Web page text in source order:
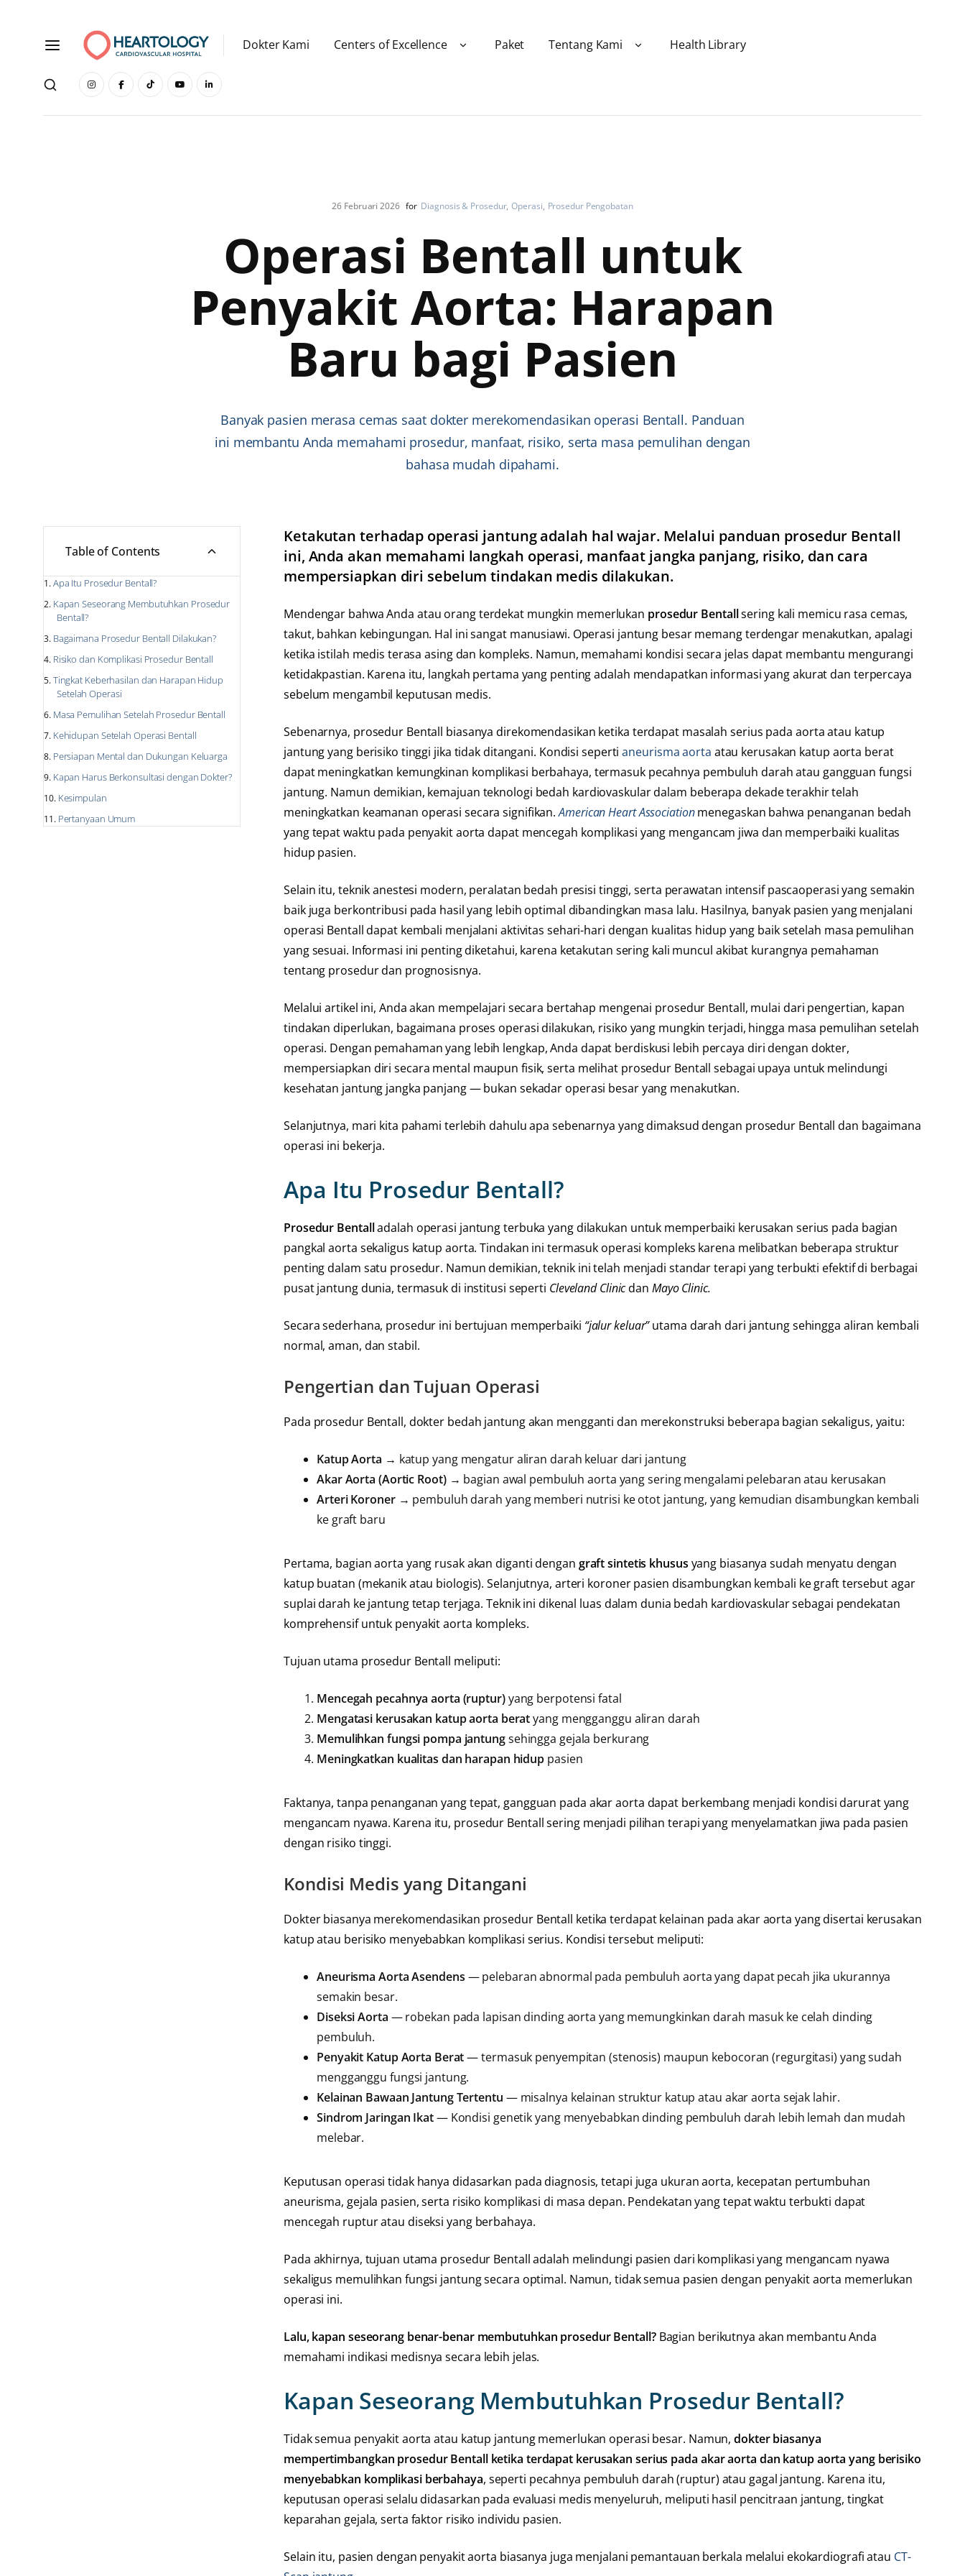
Dokter Kami Centers of Excellence Paket Tentang Kami Health Library
26 Februari 2026 for Diagnosis & Prosedur Operasi Prosedur Pengobatan
Operasi Bentall untuk
Penyakit Aorta: Harapan
Baru bagi Pasien
Banyak pasien merasa cemas saat dokter merekomendasikan operasi Bentall. Panduan
ini membantu Anda memahami prosedur, manfaat, risiko, serta masa pemulihan dengan
bahasa mudah dipahami.
Table of Contents
Apa Itu Prosedur Bentall?
Kapan Seseorang Membutuhkan Prosedur
Bentall?
Bagaimana Prosedur Bentall Dilakukan?
Risiko dan Komplikasi Prosedur Bentall
Tingkat Keberhasilan dan Harapan Hidup
Setelah Operasi
Masa Pemulihan Setelah Prosedur Bentall
Kehidupan Setelah Operasi Bentall
Persiapan Mental dan Dukungan Keluarga
Kapan Harus Berkonsultasi dengan Dokter?
Kesimpulan
Pertanyaan Umum
Ketakutan terhadap operasi jantung adalah hal wajar. Melalui panduan prosedur Bentall
ini, Anda akan memahami langkah operasi, manfaat jangka panjang, risiko, dan cara
mempersiapkan diri sebelum tindakan medis dilakukan.
Mendengar bahwa Anda atau orang terdekat mungkin memerlukan prosedur Bentallsering kali memicu rasa cemas,
takut, bahkan kebingungan. Hal ini sangat manusiawi. Operasi jantung besar memang terdengar menakutkan, apalagi
ketika istilah medis terasa asing dan kompleks. Namun, memahami kondisi secara jelas dapat membantu mengurangi
ketidakpastian. Karena itu, langkah pertama yang penting adalah mendapatkan informasi yang akurat dan terpercaya
sebelum mengambil keputusan medis.
Sebenarnya, prosedur Bentall biasanya direkomendasikan ketika terdapat masalah serius pada aorta atau katup
jantung yang berisiko tinggi jika tidak ditangani. Kondisi sepertianeurisma aorta atau kerusakan katup aorta berat
dapat meningkatkan kemungkinan komplikasi berbahaya, termasuk pecahnya pembuluh darah atau gangguan fungsi
jantung. Namun demikian, kemajuan teknologi bedah kardiovaskular dalam beberapa dekade terakhir telah
meningkatkan keamanan operasi secara signifikan.American Heart Associationmenegaskan bahwa penanganan bedah
yang tepat waktu pada penyakit aorta dapat mencegah komplikasi yang mengancam jiwa dan memperbaiki kualitas
hidup pasien.
Selain itu, teknik anestesi modern, peralatan bedah presisi tinggi, serta perawatan intensif pascaoperasi yang semakin
baik juga berkontribusi pada hasil yang lebih optimal dibandingkan masa lalu. Hasilnya, banyak pasien yang menjalani
operasi Bentall dapat kembali menjalani aktivitas sehari-hari dengan kualitas hidup yang baik setelah masa pemulihan
yang sesuai. Informasi ini penting diketahui, karena ketakutan sering kali muncul akibat kurangnya pemahaman
tentang prosedur dan prognosisnya.
Melalui artikel ini, Anda akan mempelajari secara bertahap mengenai prosedur Bentall, mulai dari pengertian, kapan
tindakan diperlukan, bagaimana proses operasi dilakukan, risiko yang mungkin terjadi, hingga masa pemulihan setelah
operasi. Dengan pemahaman yang lebih lengkap, Anda dapat berdiskusi lebih percaya diri dengan dokter,
mempersiapkan diri secara mental maupun fisik, serta melihat prosedur Bentall sebagai upaya untuk melindungi
kesehatan jantung jangka panjang — bukan sekadar operasi besar yang menakutkan.
Selanjutnya, mari kita pahami terlebih dahulu apa sebenarnya yang dimaksud dengan prosedur Bentall dan bagaimana
operasi ini bekerja.
Apa Itu Prosedur Bentall?
Prosedur Bentalladalah operasi jantung terbuka yang dilakukan untuk memperbaiki kerusakan serius pada bagian
pangkal aorta sekaligus katup aorta. Tindakan ini termasuk operasi kompleks karena melibatkan beberapa struktur
penting dalam satu prosedur. Namun demikian, teknik ini telah menjadi standar terapi yang terbukti efektif di berbagai
pusat jantung dunia, termasuk di institusi seperti Cleveland Clinicdan Mayo Clinic.
Secara sederhana, prosedur ini bertujuan memperbaiki “jalur keluar”utama darah dari jantung sehingga aliran kembali
normal, aman, dan stabil.
Pengertian dan Tujuan Operasi
Pada prosedur Bentall, dokter bedah jantung akan mengganti dan merekonstruksi beberapa bagian sekaligus, yaitu:
Katup Aorta → katup yang mengatur aliran darah keluar dari jantung
Akar Aorta (Aortic Root) → bagian awal pembuluh aorta yang sering mengalami pelebaran atau kerusakan
Arteri Koroner→ pembuluh darah yang memberi nutrisi ke otot jantung, yang kemudian disambungkan kembali
ke graft baru
Pertama, bagian aorta yang rusak akan diganti dengan graft sintetis khusus yang biasanya sudah menyatu dengan
katup buatan (mekanik atau biologis). Selanjutnya, arteri koroner pasien disambungkan kembali ke graft tersebut agar
suplai darah ke jantung tetap terjaga. Teknik ini dikenal luas dalam dunia bedah kardiovaskular sebagai pendekatan
komprehensif untuk penyakit aorta kompleks.
Tujuan utama prosedur Bentall meliputi:
Mencegah pecahnya aorta (ruptur)yang berpotensi fatal
Mengatasi kerusakan katup aorta beratyang mengganggu aliran darah
Memulihkan fungsi pompa jantungsehingga gejala berkurang
Meningkatkan kualitas dan harapan hidup pasien
Faktanya, tanpa penanganan yang tepat, gangguan pada akar aorta dapat berkembang menjadi kondisi darurat yang
mengancam nyawa. Karena itu, prosedur Bentall sering menjadi pilihan terapi yang menyelamatkan jiwa pada pasien
dengan risiko tinggi.
Kondisi Medis yang Ditangani
Dokter biasanya merekomendasikan prosedur Bentall ketika terdapat kelainan pada akar aorta yang disertai kerusakan
katup atau berisiko menyebabkan komplikasi serius. Kondisi tersebut meliputi:
Aneurisma Aorta Asendens — pelebaran abnormal pada pembuluh aorta yang dapat pecah jika ukurannya
semakin besar.
Diseksi Aorta — robekan pada lapisan dinding aorta yang memungkinkan darah masuk ke celah dinding
pembuluh.
Penyakit Katup Aorta Berat— termasuk penyempitan (stenosis) maupun kebocoran (regurgitasi) yang sudah
mengganggu fungsi jantung.
Kelainan Bawaan Jantung Tertentu — misalnya kelainan struktur katup atau akar aorta sejak lahir.
Sindrom Jaringan Ikat— Kondisi genetik yang menyebabkan dinding pembuluh darah lebih lemah dan mudah
melebar.
Keputusan operasi tidak hanya didasarkan pada diagnosis, tetapi juga ukuran aorta, kecepatan pertumbuhan
aneurisma, gejala pasien, serta risiko komplikasi di masa depan. Pendekatan yang tepat waktu terbukti dapat
mencegah ruptur atau diseksi yang berbahaya.
Pada akhirnya, tujuan utama prosedur Bentall adalah melindungi pasien dari komplikasi yang mengancam nyawa
sekaligus memulihkan fungsi jantung secara optimal. Namun, tidak semua pasien dengan penyakit aorta memerlukan
operasi ini.
Lalu, kapan seseorang benar-benar membutuhkan prosedur Bentall?Bagian berikutnya akan membantu Anda
memahami indikasi medisnya secara lebih jelas.
Kapan Seseorang Membutuhkan Prosedur Bentall?
Tidak semua penyakit aorta atau katup jantung memerlukan operasi besar. Namun,dokter biasanya
mempertimbangkan prosedur Bentall ketika terdapat kerusakan serius pada akar aorta dan katup aorta yang berisiko
menyebabkan komplikasi berbahaya, seperti pecahnya pembuluh darah (ruptur) atau gagal jantung. Karena itu,
keputusan operasi selalu didasarkan pada evaluasi medis menyeluruh, meliputi hasil pencitraan jantung, tingkat
keparahan gejala, serta faktor risiko individu pasien.
Selain itu, pasien dengan penyakit aorta biasanya juga menjalani pemantauan berkala melalui ekokardiografi atau CT-